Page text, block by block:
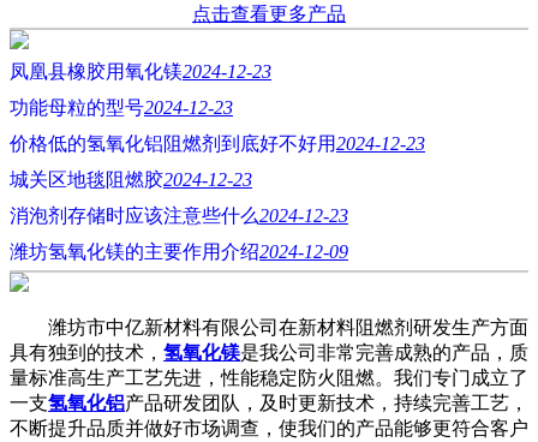
点击查看更多产品
凤凰县橡胶用氧化镁2024-12-23
功能母粒的型号2024-12-23
价格低的氢氧化铝阻燃剂到底好不好用2024-12-23
城关区地毯阻燃胶2024-12-23
消泡剂存储时应该注意些什么2024-12-23
潍坊氢氧化镁的主要作用介绍2024-12-09
潍坊市中亿新材料有限公司在新材料阻燃剂研发生产方面
具有独到的技术， 氢氧化镁是我公司非常完善成熟的产品，质
量标准高生产工艺先进，性能稳定防火阻燃。我们专门成立了
一支氢氧化铝产品研发团队，及时更新技术，持续完善工艺，
不断提升品质并做好市场调查，使我们的产品能够更符合客户